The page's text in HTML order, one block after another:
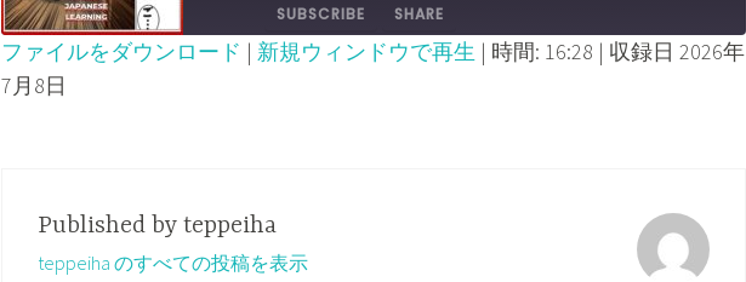
EPISODE
EPISODE
10
FORWARD
SUBSCRIBE SHARE
SHARE
ファイルをダウンロード | 新規ウィンドウで再生 | 時間: 16:28 | 収録日 2026年
7月8日
Published by teppeiha
teppeiha のすべての投稿を表示